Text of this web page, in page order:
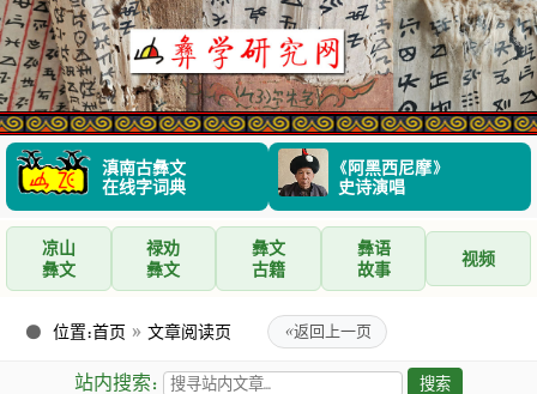
滇南古彝文
在线字词典
《阿黑西尼摩》
史诗演唱
凉山
彝文
禄劝
彝文
彝文
古籍
彝语
故事
视频
位置：首页 » 文章阅读页 «返回上一页
站内搜索：